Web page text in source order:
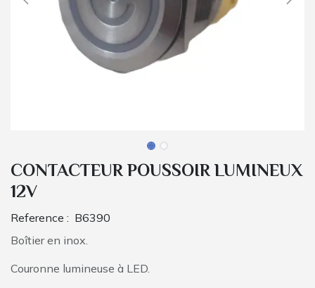
CONTACTEUR POUSSOIR LUMINEUX
12V
Reference : B6390
Boîtier en inox.
Couronne lumineuse à LED.